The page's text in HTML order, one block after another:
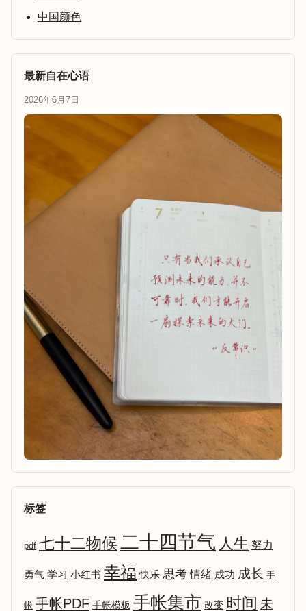
中国颜色
最新自在心语
2026年6月7日
标签
pdf 七十二物候二十四节气 人生 努力
勇气 学习 小红书 幸福 快乐 思考 情绪 成功 成长 手
帐 手帐PDF 手帐模板 手帐集市 改变 时间 未